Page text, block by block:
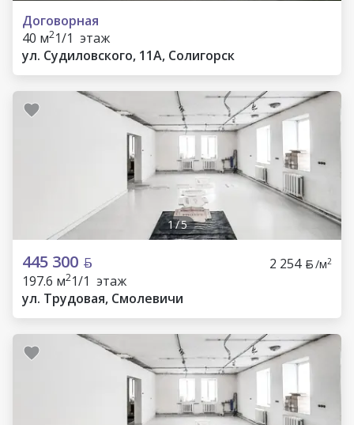
Договорная
40 м21/1 этаж
ул. Судиловского, 11А, Солигорск
1/5
445 300 2 254 /м2
197.6 м21/1 этаж
ул. Трудовая, Смолевичи